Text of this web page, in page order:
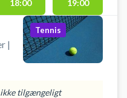
18:00 19:00
|
Tennis
tilgængeligt